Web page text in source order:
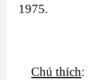
1975.
Chú thích: